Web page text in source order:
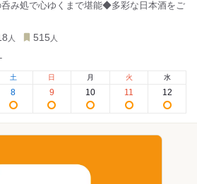
み処で心ゆくまで堪能◆多彩な日本酒をご
人 515 人
-
土
8
日
9
月
10
火
11
水
12